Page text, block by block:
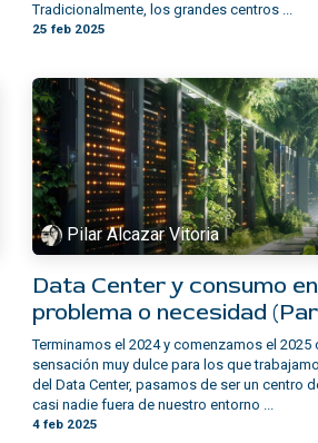
Tradicionalmente, los grandes centros ...
25 feb 2025
Pilar Alcazar Vitoria
Data Center y consumo
problema o necesidad
Terminamos el 2024 y comenzamos el 2025
sensación muy dulce para los que
del Data Center, pasamos de ser un centro
casi nadie fuera de nuestro entorno ...
4 feb 2025